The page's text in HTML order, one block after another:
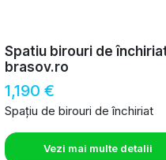
Spatiu birouri de
brasov.ro
1,190 €
Spațiu de birouri de închiriat
Vezi mai multe detalii